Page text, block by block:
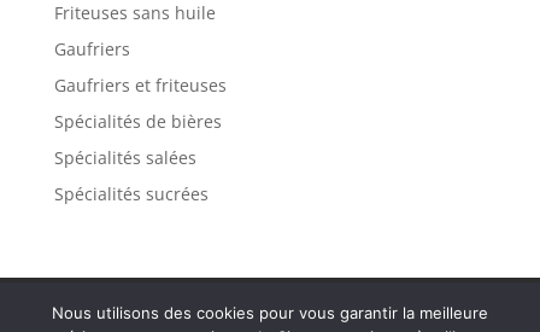
Friteuses sans huile
Gaufriers
Gaufriers et friteuses
Spécialités de bières
Spécialités salées
Spécialités sucrées
Contact Mentions légales
Plan de site
Nous utilisons des cookies pour vous garantir la meilleure